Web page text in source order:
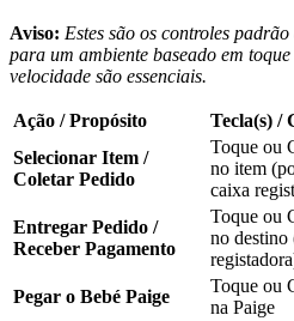
Aviso: Estes são os controles
para um ambiente baseado em
velocidade são essenciais.
Ação / Propósito
Tecla(s) /
Selecionar Item /
Coletar Pedido
Toque ou
no item
caixa
Entregar Pedido /
Receber Pagamento
Toque ou
no destino
Pegar o Bebé Paige
Toque ou
na Paige